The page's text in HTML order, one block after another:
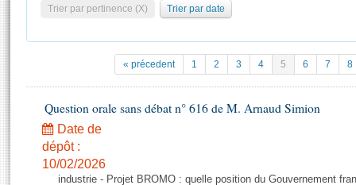
Pétitions
Projets de loi
Propositions de loi
Amendements
Textes adoptés
Statistiques et chiffres clés
Documents de référence
( Constitution | Règlement de l'Assemblée ... )
Histoire
Juniors
La Bibliothèque
Contacts et plan d'accès
Photos libres de droit
Trier par pertinence (X) Trier par date
« précedent 1 2 3 4 5 6 7 8
Question orale sans débat n° 616 de M. Arnaud Simion
Date de
dépôt :
10/02/2026
industrie - Projet BROMO : quelle position du Gouvernement